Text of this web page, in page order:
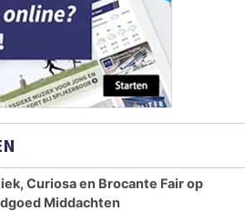
Curiosa en Brocante Fair op
Middachten